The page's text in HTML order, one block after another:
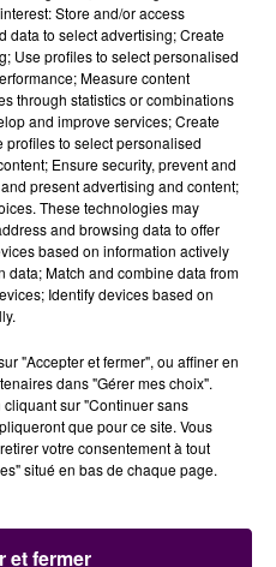
juge. Dans l'Orne comme
opérations similaires
pour maintenir la
Store and/or access
data to select advertising; Create
Use profiles to select personalised
Measure content
through statistics or combinations
and improve services; Create
to select personalised
Ensure security, prevent and
present advertising and content;
These technologies may
and browsing data to offer
based on information actively
Match and combine data from
Identify devices based on
"Accepter et fermer", ou affiner en
dans "Gérer mes choix".
sur "Continuer sans
que pour ce site. Vous
votre consentement à tout
situé en bas de chaque page.
et fermer